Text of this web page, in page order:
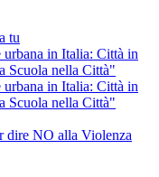
tu
in Italia: Città in
Scuola nella Città"
in Italia: Città in
Scuola nella Città"
NO alla Violenza